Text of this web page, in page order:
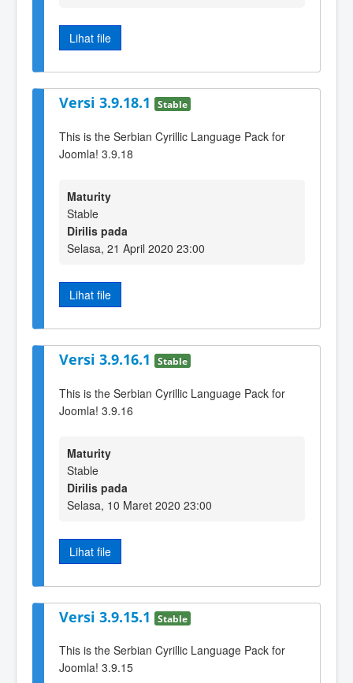
Lihat file
Versi 3.9.18.1 Stable
This is the Serbian Cyrillic Language Pack for
Joomla! 3.9.18
Maturity
Stable
Dirilis pada
Selasa, 21 April 2020 23:00
Lihat file
Versi 3.9.16.1 Stable
This is the Serbian Cyrillic Language Pack for
Joomla! 3.9.16
Maturity
Stable
Dirilis pada
Selasa, 10 Maret 2020 23:00
Lihat file
Versi 3.9.15.1 Stable
This is the Serbian Cyrillic Language Pack for
Joomla! 3.9.15